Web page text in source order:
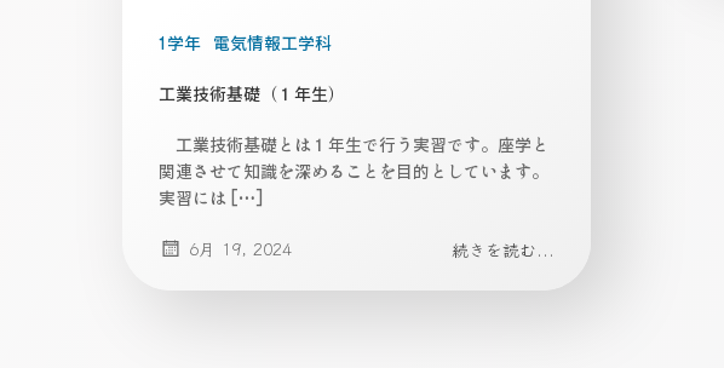
1学年 電気情報工学科
工業技術基礎（１年生）
工業技術基礎とは１年生で行う実習です。座学と
関連させて知識を深めることを目的としています。
実習には […]
6月 19, 2024 続きを読む...